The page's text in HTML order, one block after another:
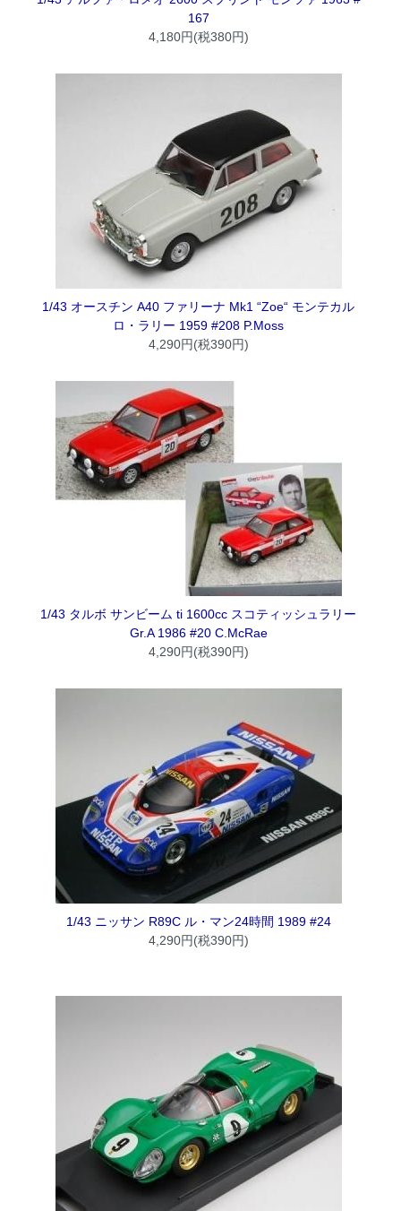
167
4,180円(税380円)
1/43 オースチン A40 ファリーナ Mk1 “Zoe“ モンテカル
ロ・ラリー 1959 #208 P.Moss
4,290円(税390円)
1/43 タルボ サンビーム ti 1600cc スコティッシュラリー
Gr.A 1986 #20 C.McRae
4,290円(税390円)
1/43 ニッサン R89C ル・マン24時間 1989 #24
4,290円(税390円)